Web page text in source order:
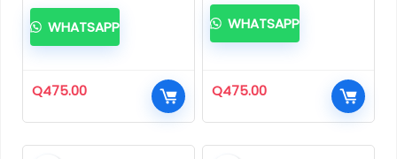
Q475.00
WHATSAPP
Q475.00
WHATSAPP